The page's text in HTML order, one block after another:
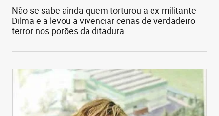
Não se sabe ainda quem torturou a ex-militante
Dilma e a levou a vivenciar cenas de verdadeiro
terror nos porões da ditadura